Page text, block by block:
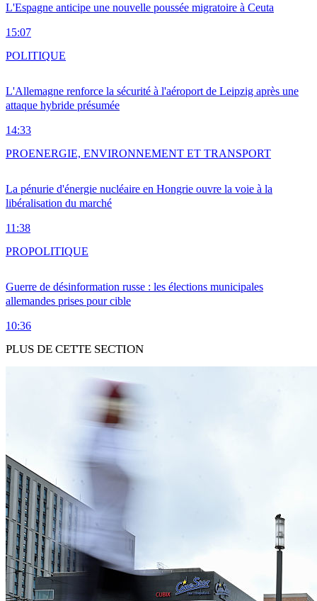
L'Espagne anticipe une nouvelle poussée migratoire à Ceuta
15:07
L'Allemagne renforce la sécurité à l'aéroport de Leipzig après une
attaque hybride présumée
14:33
POLITIQUE
La pénurie d'énergie nucléaire en Hongrie ouvre la voie à la
libéralisation du marché
11:38
PROENERGIE, ENVIRONNEMENT ET TRANSPORT
Guerre de désinformation russe : les élections municipales
allemandes prises pour cible
10:36
PROPOLITIQUE
PLUS DE CETTE SECTION